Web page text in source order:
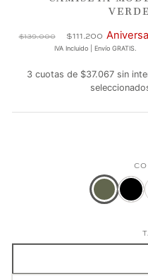
Precio
habitual
$139.000
Precio
de
$111.200
IVA Incluido | Envío GRATIS.
3 cuotas de $37.067 sin
Color
Modern
Verde